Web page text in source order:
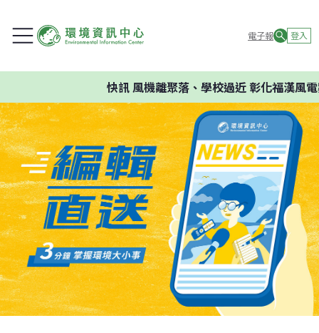
電子報 登入
快訊風機離聚落、學校過近 彰化福漢風電